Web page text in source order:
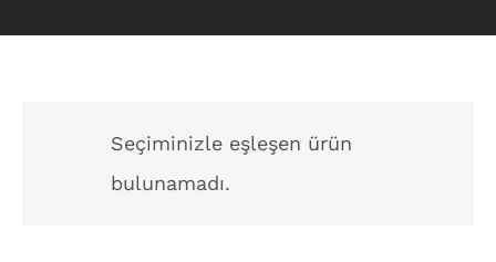
Seçiminizle eşleşen ürün
bulunamadı.